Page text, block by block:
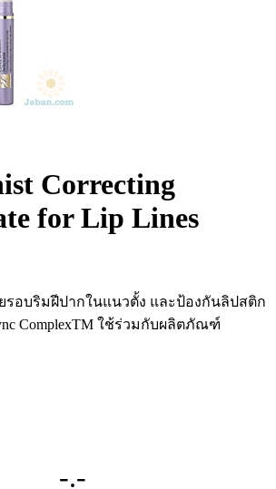
Correcting
for Lip Lines
รอบริมฝีปากในแนวตั้ง และป้องกันลิปสติก
ComplexTM ใช้ร่วมกับผลิตภัณฑ์
-.-